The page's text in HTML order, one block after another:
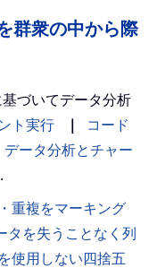
群衆の中から際
基づいてデータ分析
ト実行
コード
データ分析とチャー
重複をマーキング
タを失うことなく列
使用しない四捨五